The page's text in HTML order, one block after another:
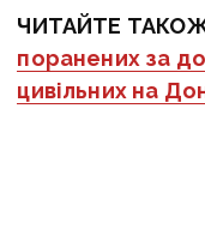
ЧИТАЙТЕ
поранених за
цивільних на